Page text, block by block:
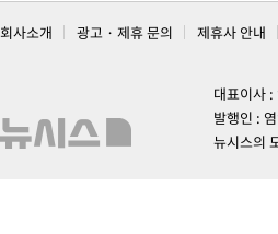
회사소개 광고 · 제휴 문의 제휴사 안내
대표이사 :
발행인 :
뉴시스의